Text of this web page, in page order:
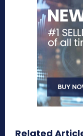
Related